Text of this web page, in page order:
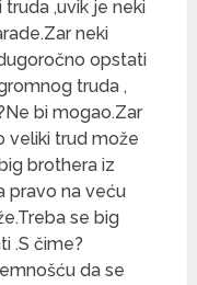
,uvik je neki
neki
opstati
truda ,
bi mogao.Zar
veliki trud može
brothera iz
pravo na veću
se big
.S čime?
da se